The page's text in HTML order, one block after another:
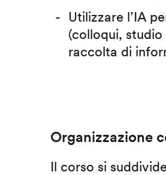
Utilizzare l’IA
(colloqui, studio
raccolta di
Organizzazione
Il corso si